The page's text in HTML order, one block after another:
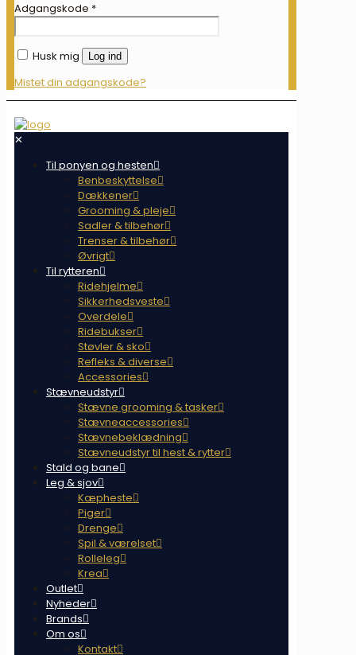
Adgangskode *
Husk mig Log ind
Mistet din adgangskode?
✕
Til ponyen og hesten
Benbeskyttelse
Dækkener
Grooming & pleje
Sadler & tilbehør
Trenser & tilbehør
Øvrigt
Til rytteren
Ridehjelme
Sikkerhedsveste
Overdele
Ridebukser
Støvler & sko
Refleks & diverse
Accessories
Stævneudstyr
Stævne grooming & tasker
Stævneaccessories
Stævnebeklædning
Stævneudstyr til hest & rytter
Stald og bane
Leg & sjov
Kæpheste
Piger
Drenge
Spil & værelset
Rolleleg
Krea
Outlet
Nyheder
Brands
Om os
Kontakt